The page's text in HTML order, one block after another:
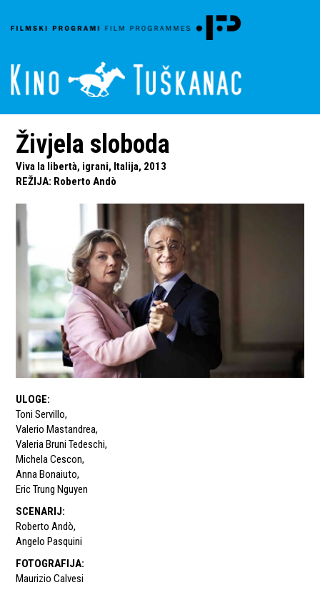
Živjela sloboda
Viva la libertà, igrani, Italija, 2013
REŽIJA: Roberto Andò
ULOGE:
Toni Servillo,
Valerio Mastandrea,
Valeria Bruni Tedeschi,
Michela Cescon,
Anna Bonaiuto,
Eric Trung Nguyen
SCENARIJ:
Roberto Andò,
Angelo Pasquini
FOTOGRAFIJA:
Maurizio Calvesi